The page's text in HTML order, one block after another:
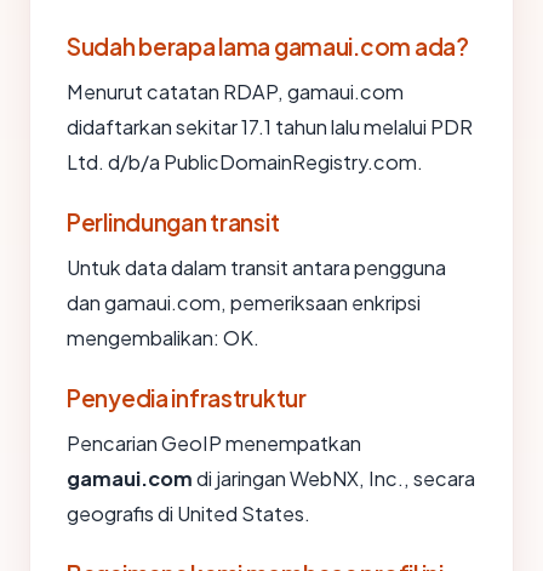
Sudah berapa lama gamaui.com ada?
Menurut catatan RDAP, gamaui.com
didaftarkan sekitar 17.1 tahun lalu melalui PDR
Ltd. d/b/a PublicDomainRegistry.com.
Perlindungan transit
Untuk data dalam transit antara pengguna
dan gamaui.com, pemeriksaan enkripsi
mengembalikan: OK.
Penyedia infrastruktur
Pencarian GeoIP menempatkan
gamaui.comdi jaringan WebNX, Inc., secara
geografis di United States.